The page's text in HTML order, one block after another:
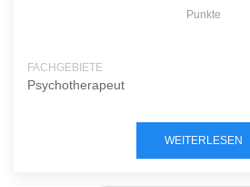
Punkte
FACHGEBIETE
Psychotherapeut
WEITERLESEN